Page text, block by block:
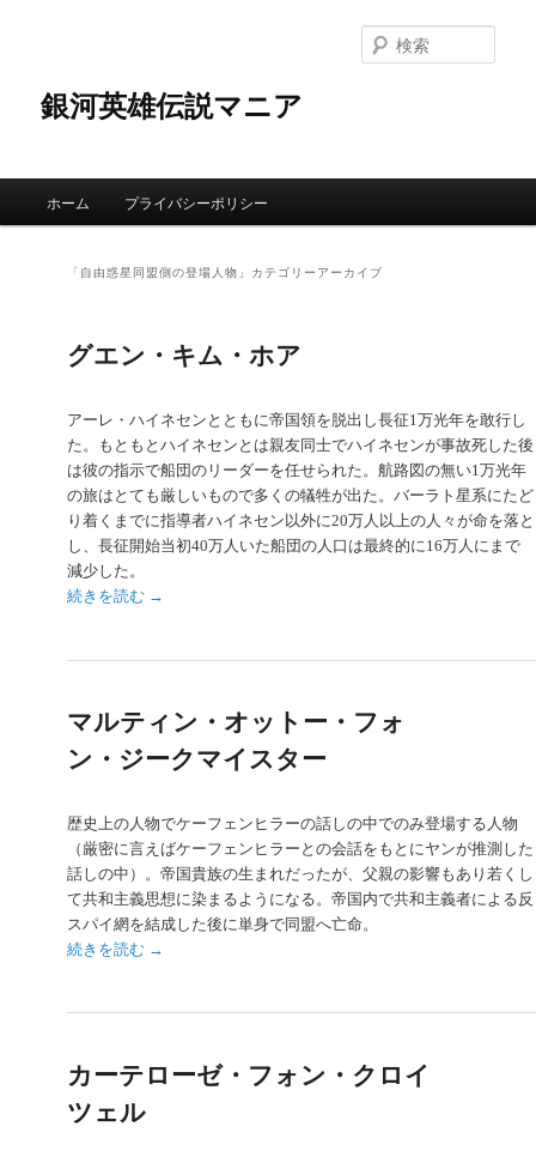
銀河英雄伝説マニア
索
メインコンテンツへ移動
サブコンテンツへ移動
ホーム プライバシーポリシー
「 自由惑星同盟側の登場人物 」カテゴリーアーカイブ
グエン・キム・ホア
アーレ・ハイネセンとともに帝国領を脱出し長征1万光年を敢行し
た。もともとハイネセンとは親友同士でハイネセンが事故死した後
は彼の指示で船団のリーダーを任せられた。航路図の無い1万光年
の旅はとても厳しいもので多くの犠牲が出た。バーラト星系にたど
り着くまでに指導者ハイネセン以外に20万人以上の人々が命を落と
し、長征開始当初40万人いた船団の人口は最終的に16万人にまで
減少した。
続きを読む →
マルティン・オットー・フォ
ン・ジークマイスター
歴史上の人物でケーフェンヒラーの話しの中でのみ登場する人物
（厳密に言えばケーフェンヒラーとの会話をもとにヤンが推測した
話しの中）。帝国貴族の生まれだったが、父親の影響もあり若くし
て共和主義思想に染まるようになる。帝国内で共和主義者による反
スパイ網を結成した後に単身で同盟へ亡命。
続きを読む →
カーテローゼ・フォン・クロイ
ツェル